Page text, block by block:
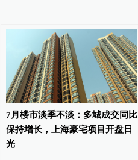
7月楼市淡季不淡：多城成交同比
保持增长，上海豪宅项目开盘日
光